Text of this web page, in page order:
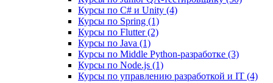
Курсы по C# и Unity (4)
Курсы по Spring (1)
Курсы по Flutter (2)
Курсы по Java (1)
Курсы по Middle Python-разработке (3)
Курсы по Node.js (1)
Курсы по управлению разработкой и IT (4)